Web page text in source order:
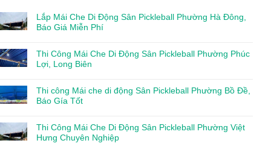
Lắp Mái Che Di Động Sân Pickleball Phường Hà Đông,
Báo Giá Miễn Phí
Thi Công Mái Che Di Động Sân Pickleball Phường Phúc
Lợi, Long Biên
Thi công Mái che di động Sân Pickleball Phường Bồ Đề,
Báo Gía Tốt
Thi Công Mái Che Di Động Sân Pickleball Phường Việt
Hưng Chuyên Nghiệp